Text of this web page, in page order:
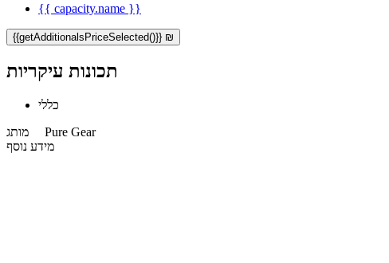
{{ capacity.name }}
{{getAdditionalsPriceSelected()}} ₪
תכונות עיקריות
כללי
מותג Pure Gear
מידע נוסף